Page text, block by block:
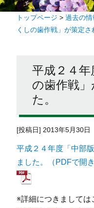
トップページ >過去の
くしの歯作戦」が策定さ
平成２４
の歯作戦
た。
[投稿日] 2013年5月30日
平成２４年度「中部
ました。（PDFで開
※詳細につきましては